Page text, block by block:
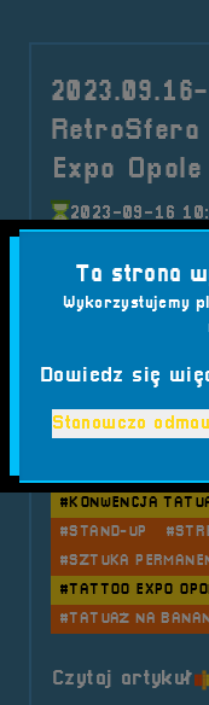
RetroSfera
Expo Opole
2023-09-16
skupiającej
Tagi: #ARTYŚCI
#BANANA INK
#KONWENCJA
#STAND-UP
#SZTUKA
#TATTOO EXPO
#TATUAŻ NA
Czytaj artykuł
Ta strona
Wykorzystujemy
Dowiedz się
Stanowczo